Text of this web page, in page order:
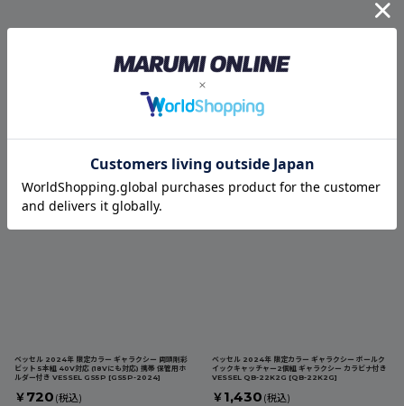
業 スパイダー SPD-BH-RIP【1個】 [SPD-BH-
(税込)
具の保持に [DBH-202403]
￥1,150(税込)
ベッセル 2024年 限定カラー ギャラクシー 両頭剛彩
ビット 5本組 40V対応 (18Vにも対応) 携帯 保管用ホ
ルダー付き VESSEL GS5P [GS5P-2024]
￥ 720 (税込)
ベッセル 2024年 限定カラー ギャラクシー ボールク
イックキャッチャー2個組 ギャラクシー カラビナ付き
VESSEL QB-22K2G [QB-22K2G]
￥ 1,430 (税込)